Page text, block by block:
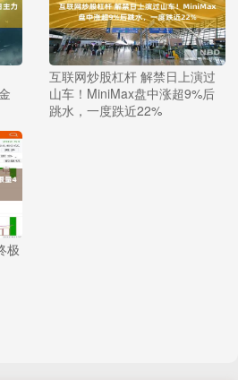
互联网炒股杠杆 解禁日上演过
山车！MiniMax盘中涨超9%后
跳水，一度跌近22%
极